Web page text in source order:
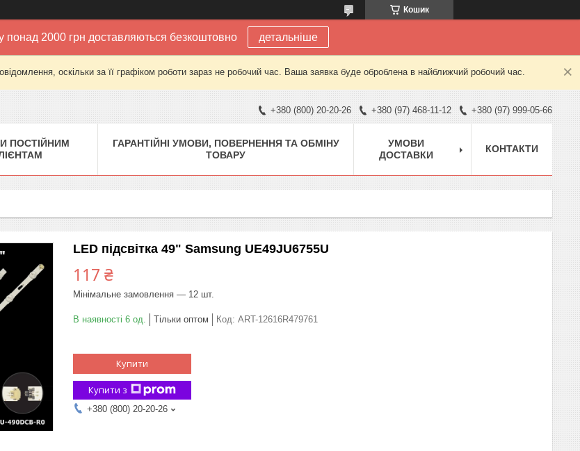
Кошик
понад 2000 грн доставляються безкоштовно детальніше
оскільки за її графіком роботи зараз не робочий час. Ваша заявка буде оброблена в найближчий робочий час.
+380 (800) 20-20-26 +380 (97) 468-11-12 +380 (97) 999-05-66
ПОСТІЙНИМ
ГАРАНТІЙНІ УМОВИ, ПОВЕРНЕННЯ ТА ОБМІНУ
ТОВАРУ
УМОВИ
ДОСТАВКИ
КОНТАКТИ
LED підсвітка 49" Samsung UE49JU6755U
117 ₴
Мінімальне замовлення — 12 шт.
В наявності 6 од. Тільки оптом Код: ART-12616R479761
Купити
Купити з
+380 (800) 20-20-26